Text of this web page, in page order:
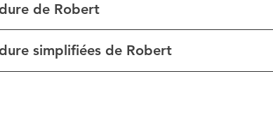
de Robert
simplifiées de Robert